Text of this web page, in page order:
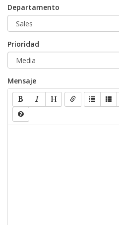
Departamento
Prioridad
Mensaje